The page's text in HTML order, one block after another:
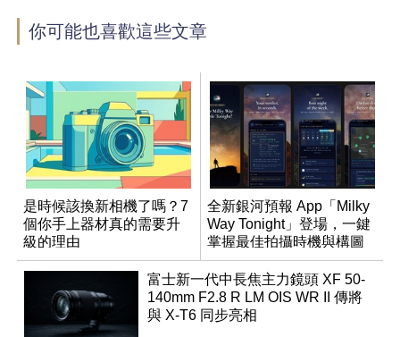
你可能也喜歡這些文章
是時候該換新相機了嗎？7
個你手上器材真的需要升
級的理由
全新銀河預報 App「Milky
Way Tonight」登場，一鍵
掌握最佳拍攝時機與構圖
富士新一代中長焦主力鏡頭 XF 50-
140mm F2.8 R LM OIS WR II 傳將
與 X-T6 同步亮相